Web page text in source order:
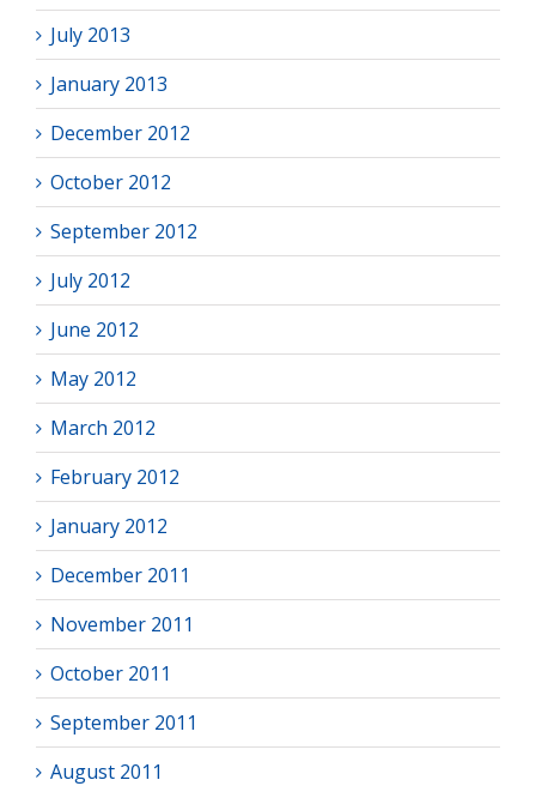
July 2013
January 2013
December 2012
October 2012
September 2012
July 2012
June 2012
May 2012
March 2012
February 2012
January 2012
December 2011
November 2011
October 2011
September 2011
August 2011